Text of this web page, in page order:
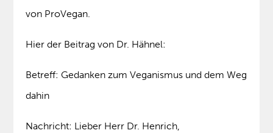
von ProVegan.
Hier der Beitrag von Dr. Hähnel:
Betreff: Gedanken zum Veganismus und dem Weg
dahin
Nachricht: Lieber Herr Dr. Henrich,